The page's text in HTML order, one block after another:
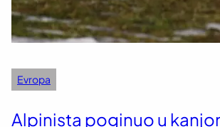
Evropa
Alpinista poginuo u